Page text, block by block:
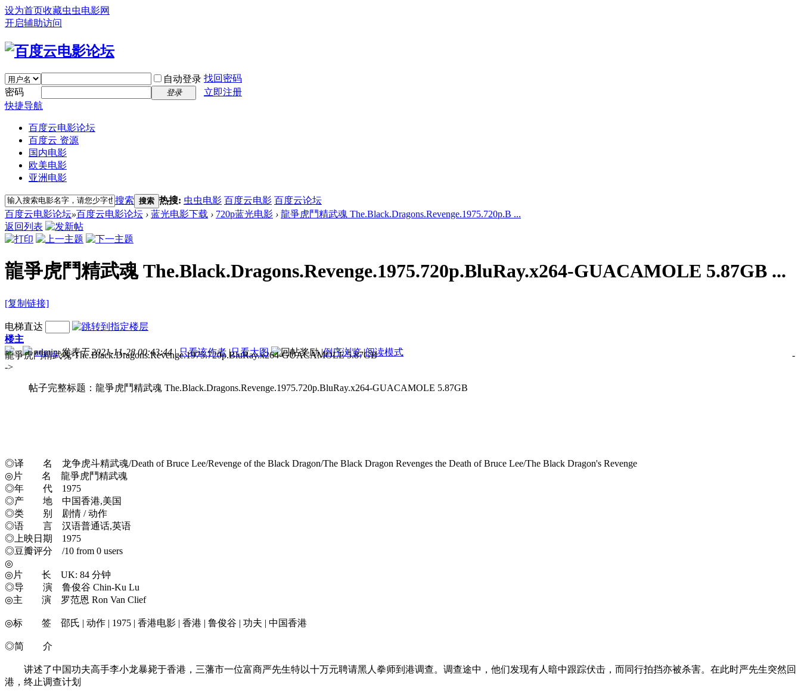
设为首页收藏虫虫电影网
开启辅助访问
自动登录 找回密码
密码
登录
立即注册
快捷导航
百度云电影论坛
百度云 资源
国内电影
欧美电影
亚洲电影
搜索 搜索 热搜: 虫虫电影 百度云电影 百度云论坛
百度云电影论坛»百度云电影论坛 › 蓝光电影下载 › 720p蓝光电影 › 龍爭虎鬥精武魂 The.Black.Dragons.Revenge.1975.720p.B ...
返回列表
龍爭虎鬥精武魂 The.Black.Dragons.Revenge.1975.720p.BluRay.x264-GUACAMOLE 5.87GB ...
[复制链接]
电梯直达
楼主
admin 发表于 2021-11-28 00:43:44 | 只看该作者 |只看大图 |倒序浏览 |阅读模式
龍爭虎鬥精武魂 The.Black.Dragons.Revenge.1975.720p.BluRay.x264-GUACAMOLE 5.87GB -
->
帖子完整标题：龍爭虎鬥精武魂 The.Black.Dragons.Revenge.1975.720p.BluRay.x264-GUACAMOLE 5.87GB
◎译 名 龙争虎斗精武魂/Death of Bruce Lee/Revenge of the Black Dragon/The Black Dragon Revenges the Death of Bruce Lee/The Black Dragon's Revenge
◎片 名 龍爭虎鬥精武魂
◎年 代 1975
◎产 地 中国香港,美国
◎类 别 剧情 / 动作
◎语 言 汉语普通话,英语
◎上映日期 1975
◎豆瓣评分 /10 from 0 users
◎
◎片 长 UK: 84 分钟
◎导 演 鲁俊谷 Chin-Ku Lu
◎主 演 罗范恩 Ron Van Clief
◎标 签 邵氏 | 动作 | 1975 | 香港电影 | 香港 | 鲁俊谷 | 功夫 | 中国香港
◎简 介
讲述了中国功夫高手李小龙暴毙于香港，三藩市一位富商严先生特以十万元聘请黑人拳师到港调查。调查途中，他们发现有人暗中跟踪伏击，而同行拍挡亦被杀害。在此时严先生突然回
港，终止调查计划